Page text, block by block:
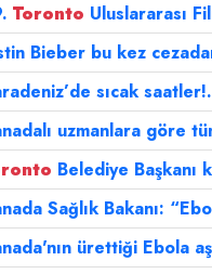
Toronto Uluslararası
Bieber bu kez
sıcak
uzmanlara göre
Belediye Başkanı
Sağlık Bakanı:
ürettiği Ebola